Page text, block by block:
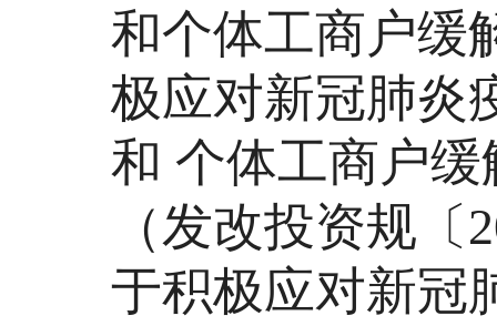
和个体工商户缓
极应对新冠肺炎
和 个体工商户
（发改投资规
于积极应对新冠